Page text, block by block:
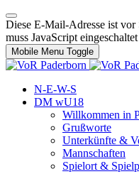
Diese E-Mail-Adresse ist vor
muss JavaScript
Mobile Menu Toggle
N-E-W-S
DM wU18
Willkommen in
Grußworte
Unterkünfte &
Mannschaften
Spielort &